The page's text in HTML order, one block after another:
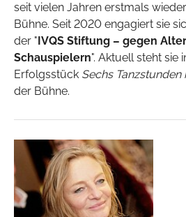
seit vielen Jahren erstmals
Bühne. Seit 2020 engagiert sie
der " IVQS Stiftung – gegen
Schauspielern". ​Aktuell steht sie
Erfolgsstück Sechs Tanzstunden
der Bühne.